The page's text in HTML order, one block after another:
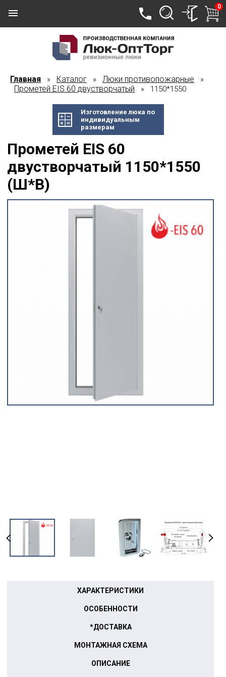
0
Главная » Каталог » Люки противопожарные »
Прометей EIS 60 двустворчатый » 1150*1550
Изготовление люка по
индивидуальным
размерам
Прометей EIS 60
двустворчатый 1150*1550
(Ш*В)
ХАРАКТЕРИСТИКИ
ОСОБЕННОСТИ
*ДОСТАВКА
МОНТАЖНАЯ СХЕМА
ОПИСАНИЕ